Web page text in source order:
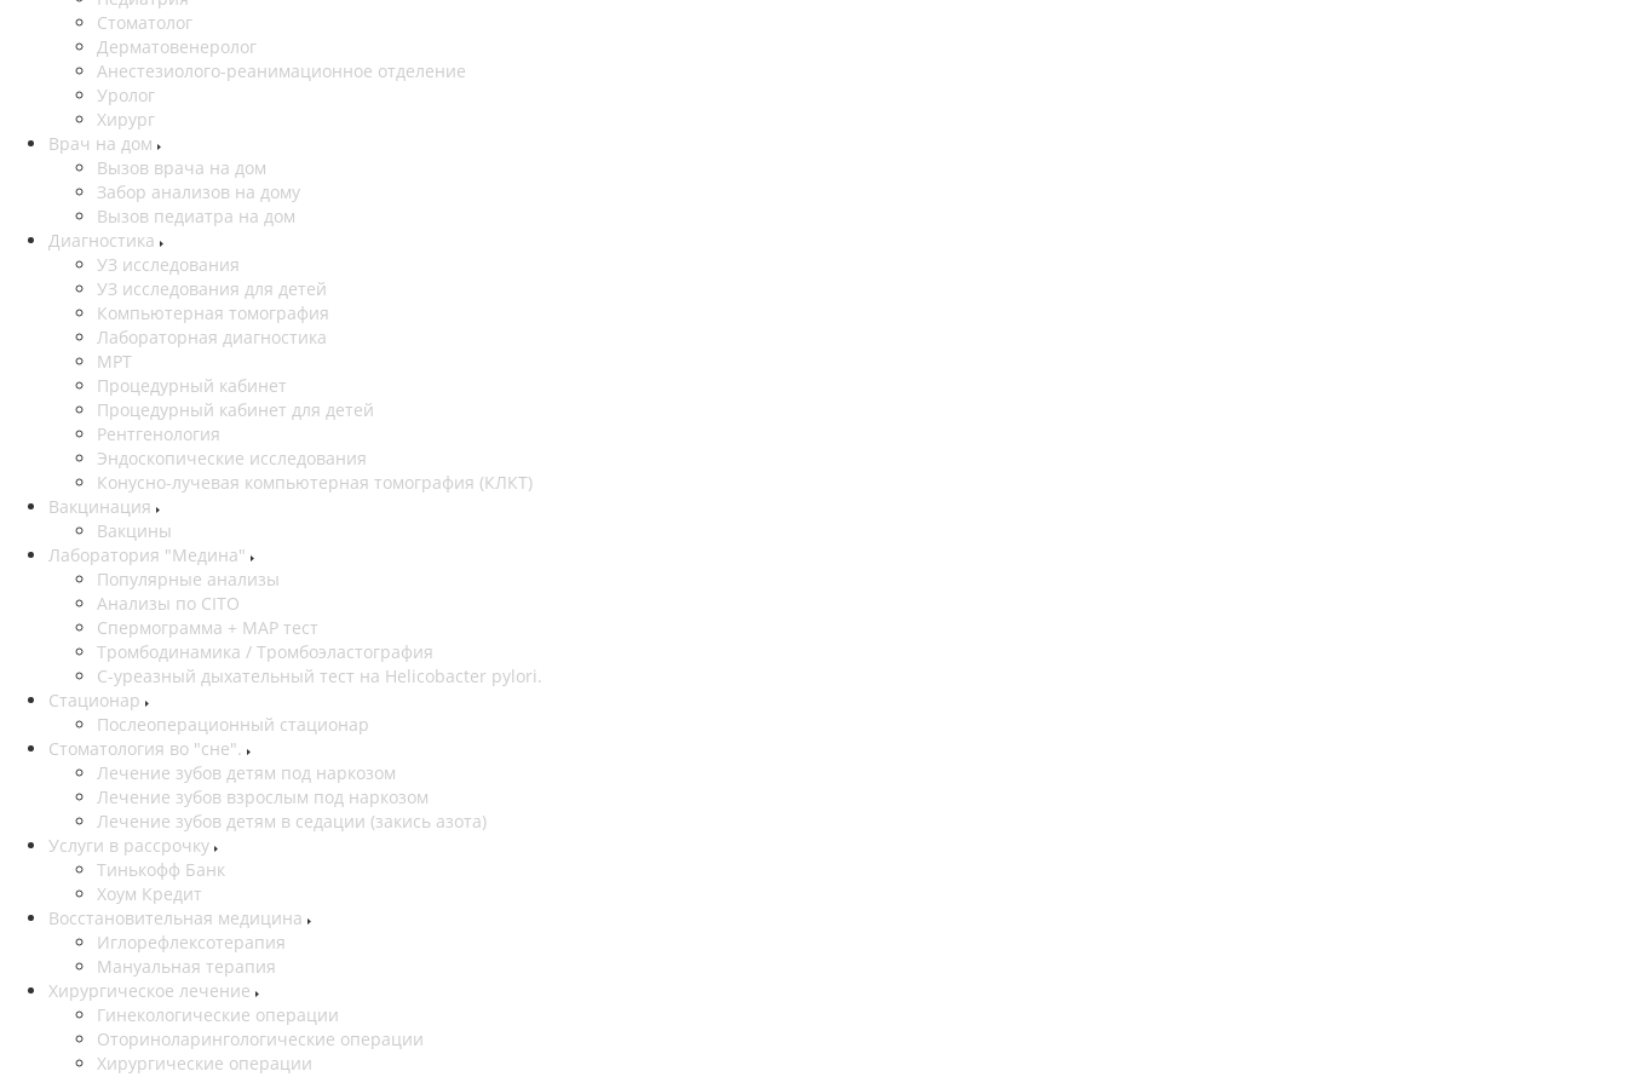
Стоматолог
Дерматовенеролог
Анестезиолого-реанимационное отделение
Уролог
Хирург
Врач на дом
Вызов врача на дом
Забор анализов на дому
Вызов педиатра на дом
Диагностика
УЗ исследования
УЗ исследования для детей
Компьютерная томография
Лабораторная диагностика
МРТ
Процедурный кабинет
Процедурный кабинет для детей
Рентгенология
Эндоскопические исследования
Конусно-лучевая компьютерная томография (КЛКТ)
Вакцинация
Вакцины
Лаборатория "Медина"
Популярные анализы
Анализы по CITO
Спермограмма + МАР тест
Тромбодинамика / Тромбоэластография
С-уреазный дыхательный тест на Helicobacter pylori.
Стационар
Послеоперационный стационар
Стоматология во "сне".
Лечение зубов детям под наркозом
Лечение зубов взрослым под наркозом
Лечение зубов детям в седации (закись азота)
Услуги в рассрочку
Тинькофф Банк
Хоум Кредит
Восстановительная медицина
Иглорефлексотерапия
Мануальная терапия
Хирургическое лечение
Гинекологические операции
Оториноларингологические операции
Хирургические операции